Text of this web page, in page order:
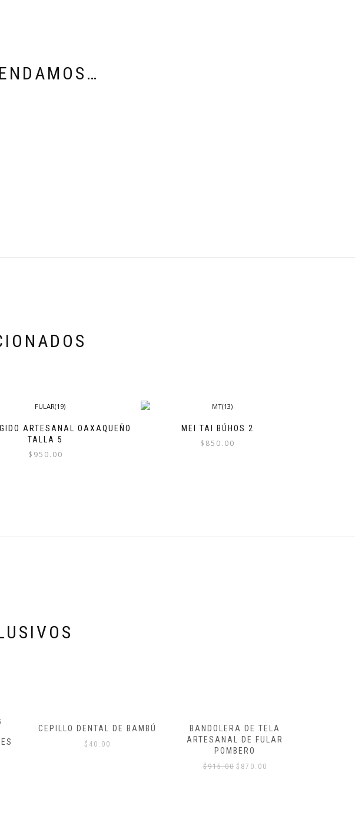
ARTESANAL OAXAQUEÑO
TALLA 5
$ 950.00
MEI TAI BÚHOS 2
$ 850.00
BANDOLERA DE TELA
ARTESANAL DE FULAR